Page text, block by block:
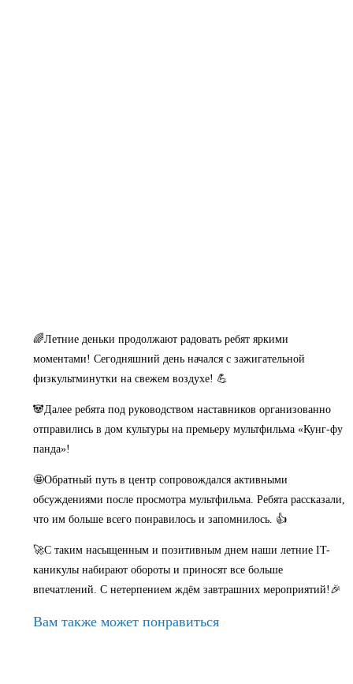
🌈Летние деньки продолжают радовать ребят яркими
моментами! Сегодняшний день начался с зажигательной
физкультминутки на свежем воздухе! 💪
🐼Далее ребята под руководством наставников организованно
отправились в дом культуры на премьеру мультфильма «Кунг-фу
панда»!
🤩Обратный путь в центр сопровождался активными
обсуждениями после просмотра мультфильма. Ребята рассказали,
что им больше всего понравилось и запомнилось. 👍
🚀С таким насыщенным и позитивным днем наши летние IT-
каникулы набирают обороты и приносят все больше
впечатлений. С нетерпением ждём завтрашних мероприятий!🎉
Вам также может понравиться